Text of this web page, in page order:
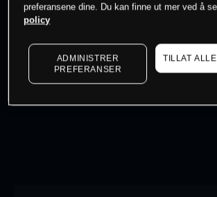
Kursene er veiledende.Log in
preferansene dine. Du kan finne ut mer ved å
policy
ADMINISTRER
PREFERANSER
TILLAT